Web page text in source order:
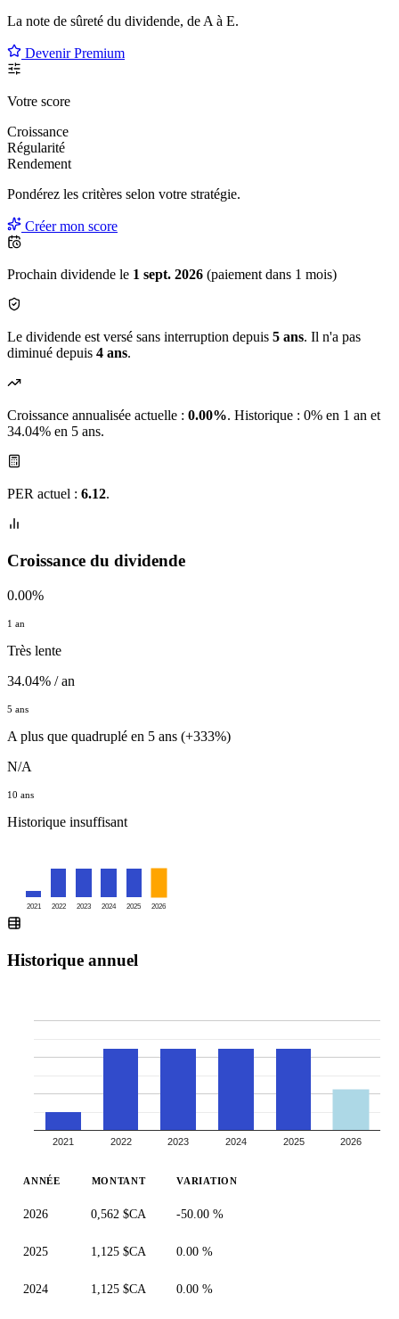
La note de sûreté du dividende, de A à E.
Devenir Premium
Votre score
Croissance
Régularité
Rendement
Pondérez les critères selon votre stratégie.
Créer mon score
Prochain dividende le 1 sept. 2026 (paiement dans 1 mois)
Le dividende est versé sans interruption depuis 5 ans. Il n'a pas
diminué depuis 4 ans.
Croissance annualisée actuelle : 0.00%. Historique : 0% en 1 an et
34.04% en 5 ans.
PER actuel : 6.12.
Croissance du dividende
0.00%
1 an
Très lente
34.04% / an
5 ans
A plus que quadruplé en 5 ans (+333%)
N/A
10 ans
Historique insuffisant
2021 2022 2023 2024 2025 2026
Historique annuel
2021 2022 2023 2024 2025 2026
ANNÉE MONTANT VARIATION
2026 0,562 $CA -50.00 %
2025 1,125 $CA 0.00 %
2024 1,125 $CA 0.00 %